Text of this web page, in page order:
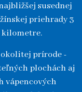
susednej
priehrady 3
kilometre.
okolitej prírode -
plochách aj
vápencových